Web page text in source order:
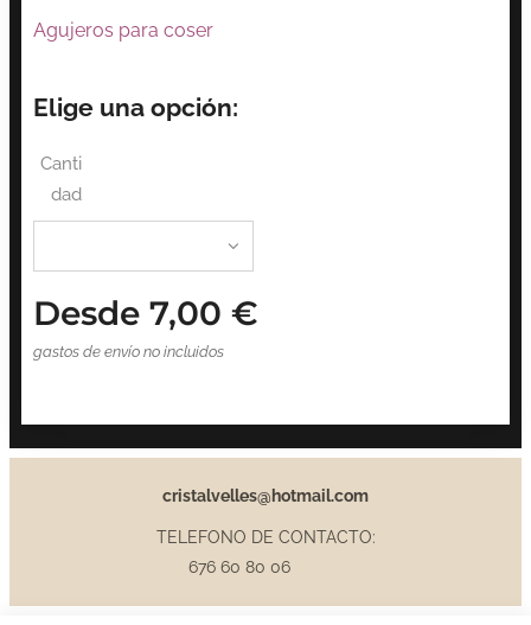
Agujeros para coser
Elige una opción:
Canti
dad
Desde 7,00 €
gastos de envío no incluidos
cristalvelles@hotmail.com
TELEFONO DE CONTACTO:
676 60 80 06